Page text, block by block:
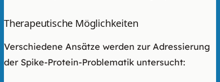
Therapeutische Möglichkeiten
Verschiedene Ansätze werden zur Adressierung
der Spike-Protein-Problematik untersucht: